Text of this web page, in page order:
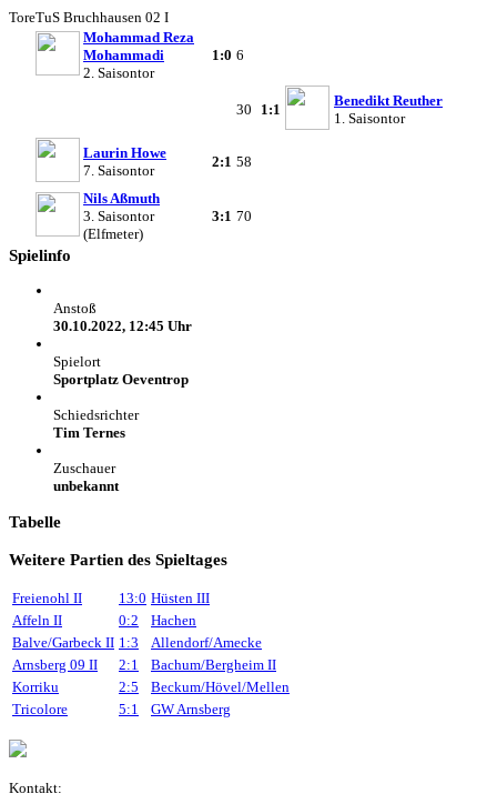
ToreTuS Bruchhausen 02 I
Mohammad Reza
Mohammadi
2. Saisontor
1:0 6
30 1:1
Benedikt Reuther
1. Saisontor
Laurin Howe
7. Saisontor
2:1 58
Nils Aßmuth
3. Saisontor
(Elfmeter)
3:1 70
Spielinfo
Anstoß
30.10.2022, 12:45 Uhr
Spielort
Sportplatz Oeventrop
Schiedsrichter
Tim Ternes
Zuschauer
unbekannt
Tabelle
Weitere Partien des Spieltages
Freienohl II 13:0 Hüsten III
Affeln II
0:2
Hachen
Balve/Garbeck II 1:3
Allendorf/Amecke
Arnsberg 09 II
2:1
Bachum/Bergheim II
Korriku
2:5
Beckum/Hövel/Mellen
Tricolore
5:1 GW Arnsberg
Kontakt: